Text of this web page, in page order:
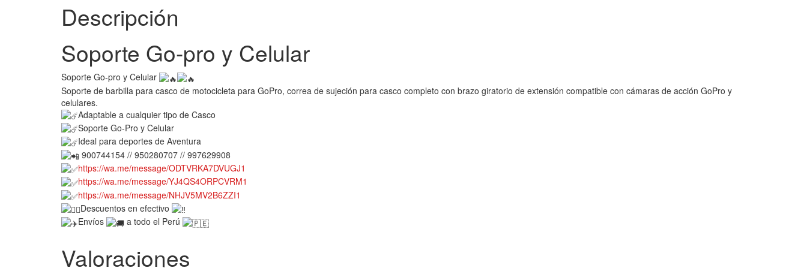
Descripción
Soporte Go-pro y Celular
Soporte Go-pro y Celular
Soporte de barbilla para casco de motocicleta para GoPro, correa de sujeción para casco completo con brazo giratorio de extensión compatible con cámaras de acción GoPro y
celulares.
Adaptable a cualquier tipo de Casco
Soporte Go-Pro y Celular
Ideal para deportes de Aventura
900744154 // 950280707 // 997629908
https://wa.me/message/ODTVRKA7DVUGJ1
https://wa.me/message/YJ4QS4ORPCVRM1
https://wa.me/message/NHJV5MV2B6ZZI1
Descuentos en efectivo
Envíos
a todo el Perú
Valoraciones